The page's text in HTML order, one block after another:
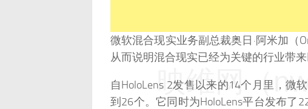
微软混合现实业务副总裁奥日·阿米加（
从而说明混合现实已经为关键的行业带来
自HoloLens 2发售以来的14个月里，微
到26个。它同时为HoloLens平台发布了
映维网（